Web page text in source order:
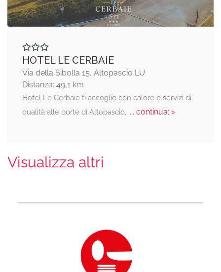
HOTEL LE CERBAIE
Via della Sibolla 15, Altopascio LU
Distanza: 49,1 km
Hotel Le Cerbaie ti accoglie con calore e servizi di
qualità alle porte di Altopascio,
... continua: >
Visualizza altri